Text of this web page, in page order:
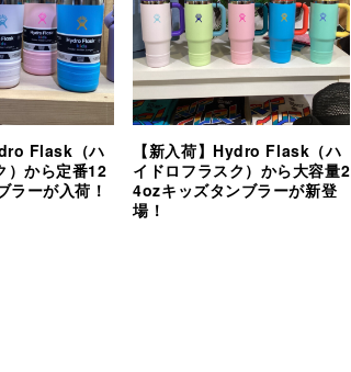
Flask（ハ
）から定番12
ラーが入荷！
【新入荷】Hydro Flask（ハ
イドロフラスク）から大容量2
4ozキッズタンブラーが新登
場！